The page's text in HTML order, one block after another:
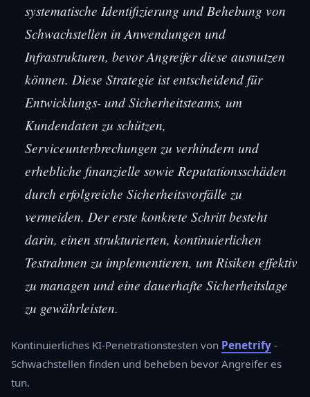
systematische Identifizierung und Behebung von
Schwachstellen in Anwendungen und
Infrastrukturen, bevor Angreifer diese ausnutzen
können. Diese Strategie ist entscheidend für
Entwicklungs- und Sicherheitsteams, um
Kundendaten zu schützen,
Serviceunterbrechungen zu verhindern und
erhebliche finanzielle sowie Reputationsschäden
durch erfolgreiche Sicherheitsvorfälle zu
vermeiden. Der erste konkrete Schritt besteht
darin, einen strukturierten, kontinuierlichen
Testrahmen zu implementieren, um Risiken effektiv
zu managen und eine dauerhafte Sicherheitslage
zu gewährleisten.
Kontinuierliches KI-Penetrationstesten von Penetrify -
Schwachstellen finden und beheben bevor Angreifer es
tun.